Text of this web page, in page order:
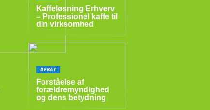
Kaffeløsning Erhverv
– Professionel kaffe til
din virksomhed
DEBAT
Forståelse af
forældremyndighed
og dens betydning